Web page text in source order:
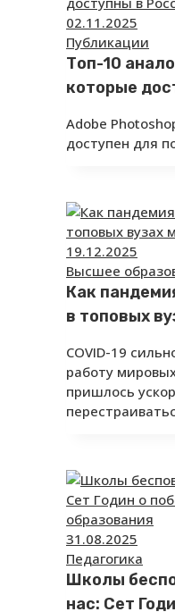
02.11.2025
Публикации
Топ-10
которые
Adobe
доступен для
19.12.2025
Высшее
Как
в топовых
COVID-19
работу
пришлось
31.08.2025
Педагогика
Школы
нас: Сет